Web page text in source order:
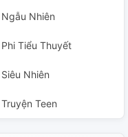
Ngẫu Nhiên
Phi Tiểu Thuyết
Siêu Nhiên
Truyện Teen